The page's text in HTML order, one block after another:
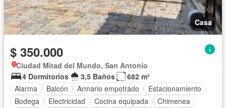
Casa
$ 350.000
Ciudad Mitad del Mundo, San Antonio
4 Dormitorios
3,5 Baños
682 m²
Alarma
Balcón Armario empotrado
Estacionamiento
Bodega
Electricidad Cocina equipada
Chimenea